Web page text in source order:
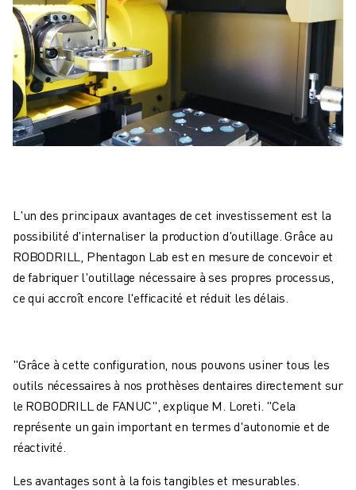
L'un des principaux avantages de cet investissement est la
possibilité d'internaliser la production d'outillage. Grâce au
ROBODRILL, Phentagon Lab est en mesure de concevoir et
de fabriquer l'outillage nécessaire à ses propres processus,
ce qui accroît encore l'efficacité et réduit les délais.
"Grâce à cette configuration, nous pouvons usiner tous les
outils nécessaires à nos prothèses dentaires directement sur
le ROBODRILL de FANUC", explique M. Loreti. "Cela
représente un gain important en termes d'autonomie et de
réactivité.
Les avantages sont à la fois tangibles et mesurables.